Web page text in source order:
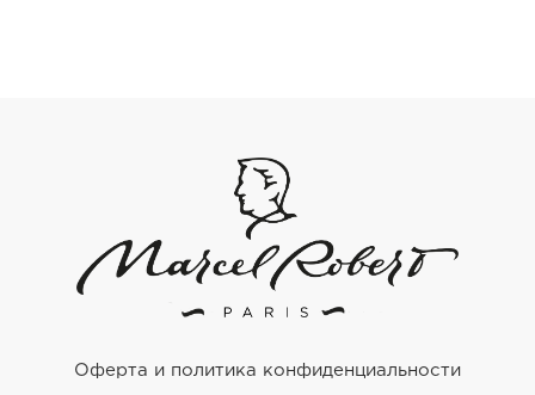
Оферта и политика конфиденциальности